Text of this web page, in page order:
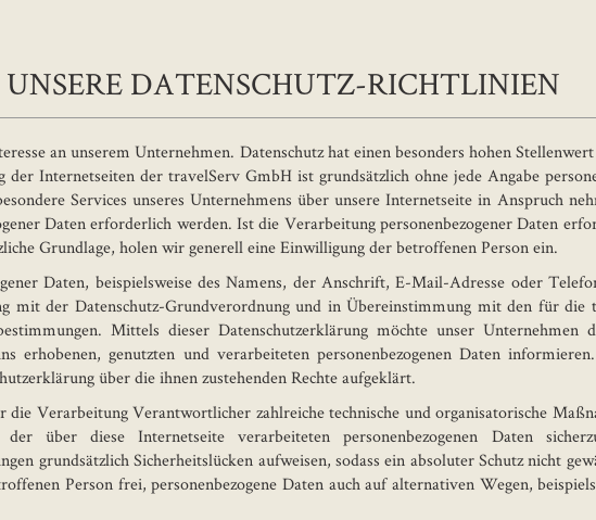
UNSERE DATENSCHUTZ-RICHTLINIEN
an unserem Unternehmen. Datenschutz hat einen besonders hohen
Internetseiten der travelServ GmbH ist grundsätzlich ohne jede Angabe
Services unseres Unternehmens über unsere Internetseite in Anspruch
Daten erforderlich werden. Ist die Verarbeitung personenbezogener Daten
Grundlage, holen wir generell eine Einwilligung der betroffenen Person ein.
Daten, beispielsweise des Namens, der Anschrift, E-Mail-Adresse oder
mit der Datenschutz-Grundverordnung und in Übereinstimmung mit den für die
Mittels dieser Datenschutzerklärung möchte unser
erhobenen, genutzten und verarbeiteten personenbezogenen Daten
über die ihnen zustehenden Rechte aufgeklärt.
Verarbeitung Verantwortlicher zahlreiche technische und organisatorische
über diese Internetseite verarbeiteten personenbezogenen Daten
grundsätzlich Sicherheitslücken aufweisen, sodass ein absoluter Schutz nicht
Person frei, personenbezogene Daten auch auf alternativen Wegen,